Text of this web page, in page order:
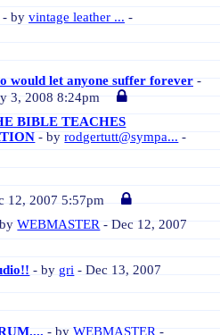
- by vintage leather ... -
would let anyone suffer forever -
3, 2008 8:24pm
BIBLE TEACHES
- byrodgertutt@sympa... -
12, 2007 5:57pm
WEBMASTER - Dec 12, 2007
- by gri - Dec 13, 2007
- by WEBMASTER -